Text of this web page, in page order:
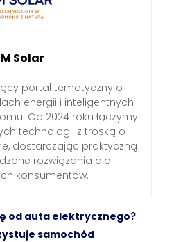
Solar
portal tematyczny o
energii i inteligentnych
Od 2024 roku łączymy
technologii z troską o
dostarczając praktyczną
rozwiązania dla
konsumentów.
od auta elektrycznego?
samochód